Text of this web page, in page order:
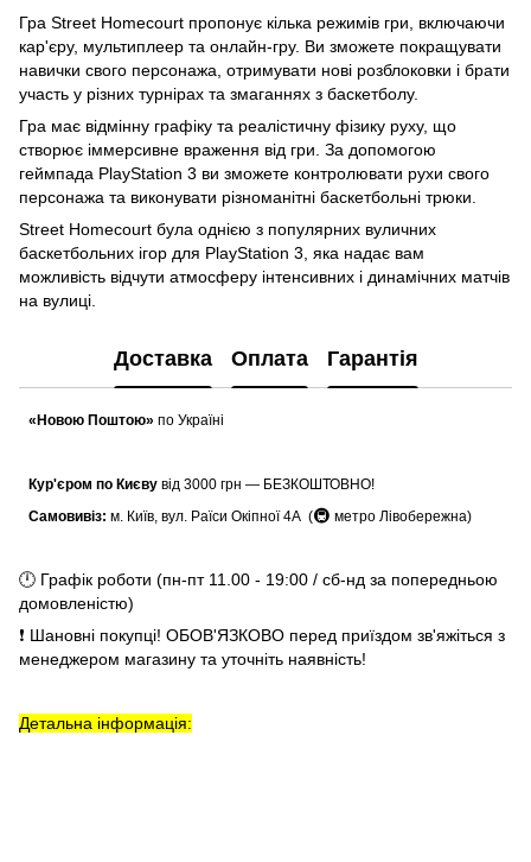
Гра Street Homecourt пропонує кілька режимів гри, включаючи
кар'єру, мультиплеер та онлайн-гру. Ви зможете покращувати
навички свого персонажа, отримувати нові розблоковки і брати
участь у різних турнірах та змаганнях з баскетболу.
Гра має відмінну графіку та реалістичну фізику руху, що
створює іммерсивне враження від гри. За допомогою
геймпада PlayStation 3 ви зможете контролювати рухи свого
персонажа та виконувати різноманітні баскетбольні трюки.
Street Homecourt була однією з популярних вуличних
баскетбольних ігор для PlayStation 3, яка надає вам
можливість відчути атмосферу інтенсивних і динамічних матчів
на вулиці.
Доставка Оплата Гарантія
«Новою Поштою» по Україні
Кур'єром по Києву від 3000 грн — БЕЗКОШТОВНО!
Самовивіз: м. Київ, вул. Раїси Окіпної 4А (🚇 метро Лівобережна)
🕛 Графік роботи (пн-пт 11.00 - 19:00 / сб-нд за попередньою
домовленістю)
❗ Шановні покупці! ОБОВ'ЯЗКОВО перед приїздом зв'яжіться з
менеджером магазину та уточніть наявність!
Детальна інформація: